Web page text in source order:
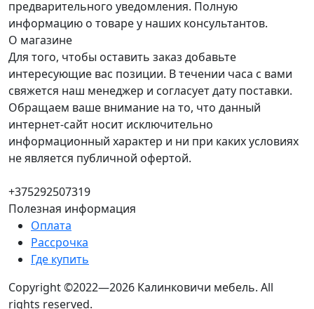
предварительного уведомления. Полную
информацию о товаре у наших консультантов.
О магазине
Для того, чтобы оставить заказ добавьте
интересующие вас позиции. В течении часа с вами
свяжется наш менеджер и согласует дату поставки.
Обращаем ваше внимание на то, что данный
интернет-сайт носит исключительно
информационный характер и ни при каких условиях
не является публичной офертой.
+375292507319
Полезная информация
Оплата
Рассрочка
Где купить
Copyright ©2022—2026 Калинковичи мебель. All
rights reserved.